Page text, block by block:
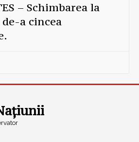
– Schimbarea la
de-a cincea